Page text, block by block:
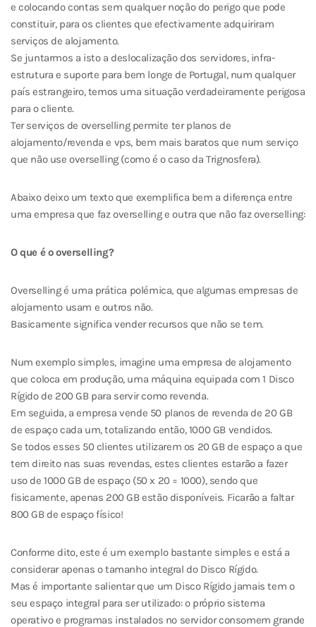
e colocando contas sem qualquer noção do perigo que pode
constituir, para os clientes que efectivamente adquiriram
serviços de alojamento.
Se juntarmos a isto a deslocalização dos servidores, infra-
estrutura e suporte para bem longe de Portugal, num qualquer
país estrangeiro, temos uma situação verdadeiramente perigosa
para o cliente.
Ter serviços de overselling permite ter planos de
alojamento/revenda e vps, bem mais baratos que num serviço
que não use overselling (como é o caso da Trignosfera).
Abaixo deixo um texto que exemplifica bem a diferença entre
uma empresa que faz overselling e outra que não faz overselling:
O que é o overselling?
Overselling é uma prática polémica, que algumas empresas de
alojamento usam e outros não.
Basicamente significa vender recursos que não se tem.
Num exemplo simples, imagine uma empresa de alojamento
que coloca em produção, uma máquina equipada com 1 Disco
Rígido de 200 GB para servir como revenda.
Em seguida, a empresa vende 50 planos de revenda de 20 GB
de espaço cada um, totalizando então, 1000 GB vendidos.
Se todos esses 50 clientes utilizarem os 20 GB de espaço a que
tem direito nas suas revendas, estes clientes estarão a fazer
uso de 1000 GB de espaço (50 x 20 = 1000), sendo que
fisicamente, apenas 200 GB estão disponíveis. Ficarão a faltar
800 GB de espaço físico!
Conforme dito, este é um exemplo bastante simples e está a
considerar apenas o tamanho integral do Disco Rígido.
Mas é importante salientar que um Disco Rígido jamais tem o
seu espaço integral para ser utilizado: o próprio sistema
operativo e programas instalados no servidor consomem grande